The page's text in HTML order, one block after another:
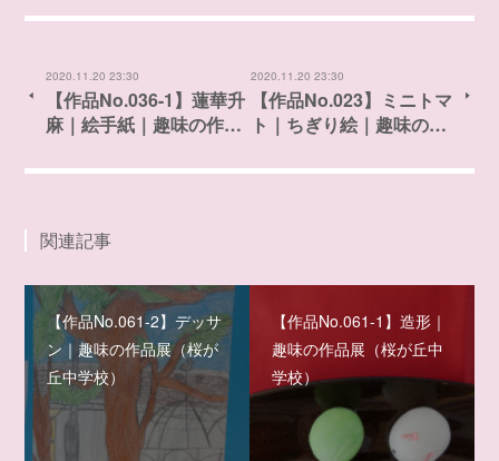
2020.11.20 23:30
【作品No.036-1】蓮華升
麻｜絵手紙｜趣味の作…
2020.11.20 23:30
【作品No.023】ミニトマ
ト｜ちぎり絵｜趣味の…
関連記事
【作品No.061-2】デッサ
ン｜趣味の作品展（桜が
丘中学校）
【作品No.061-1】造形｜
趣味の作品展（桜が丘中
学校）